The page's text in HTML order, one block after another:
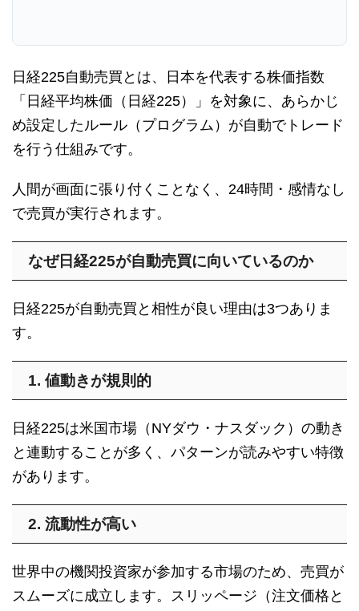
日経225自動売買とは、日本を代表する株価指数
「日経平均株価（日経225）」を対象に、あらかじ
め設定したルール（プログラム）が自動でトレード
を行う仕組みです。
人間が画面に張り付くことなく、24時間・感情なし
で売買が実行されます。
なぜ日経225が自動売買に向いているのか
日経225が自動売買と相性が良い理由は3つありま
す。
1. 値動きが規則的
日経225は米国市場（NYダウ・ナスダック）の動き
と連動することが多く、パターンが読みやすい特徴
があります。
2. 流動性が高い
世界中の機関投資家が参加する市場のため、売買が
スムーズに成立します。スリッページ（注文価格と